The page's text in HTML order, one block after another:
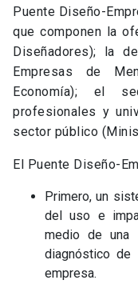
Puente Diseño-
que componen la
Diseñadores); la
Empresas de
Economía); el
profesionales y
sector público
El Puente Diseño-
Primero, un
del uso e
medio de una
diagnóstico
empresa.